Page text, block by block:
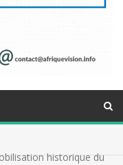
historique du